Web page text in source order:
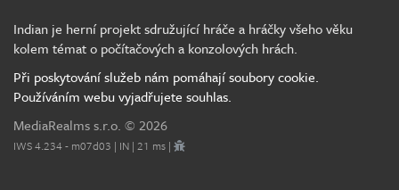
Indian je herní projekt sdružující hráče a hráčky všeho věku
kolem témat o počítačových a konzolových hrách.
Při poskytování služeb nám pomáhají soubory cookie.
Používáním webu vyjadřujete souhlas.
MediaRealms s.r.o. © 2026
IWS 4.234 - m07d03 | IN | 21 ms |